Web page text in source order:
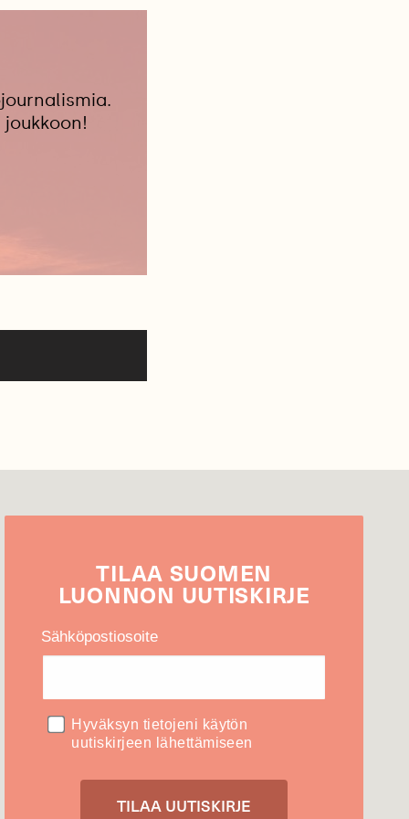
TILAA SUOMEN
LUONNON UUTIS­KIRJE
Sähköpostiosoite
Hyväksyn tietojeni käytön
uutiskirjeen lähettämiseen